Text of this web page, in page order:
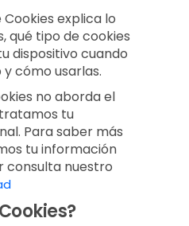
explica lo
qué tipo de cookies
dispositivo cuando
cómo usarlas.
no aborda el
tu
Para saber más
tu información
consulta nuestro